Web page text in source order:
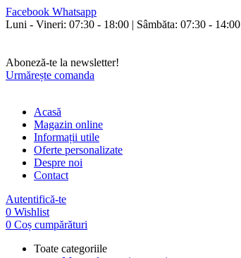
Facebook Whatsapp
Luni - Vineri: 07:30 - 18:00 | Sâmbăta: 07:30 - 14:00
Aboneză-te la newsletter!
Urmărește comanda
Acasă
Magazin online
Informații utile
Oferte personalizate
Despre noi
Contact
Autentifică-te
0 Wishlist
0 Coș cumpărături
Toate categoriile